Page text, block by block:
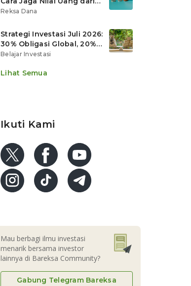
Gerusan Inflasi
Reksa Dana
Strategi Investasi Juli 2026:
30% Obligasi Global, 20%
Emas, Saham Ekspor Jadi
Belajar Investasi
Lihat Semua
Ikuti Kami
Mau berbagi ilmu investasi
menarik bersama investor
lainnya di Bareksa Community?
Gabung Telegram Bareksa